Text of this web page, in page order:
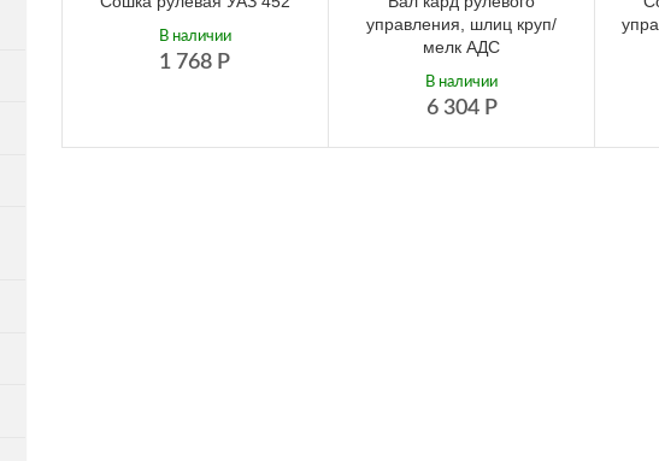
1 768 Р
В наличии
управления, шлиц круп/
мелк АДС
6 304 Р
В наличии